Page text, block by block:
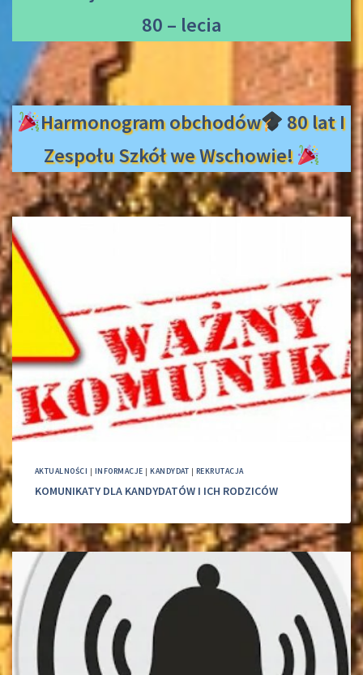
80 – lecia
Harmonogram obchodów
80 lat I
Zespołu Szkół we Wschowie!
AKTUALNOŚCI | INFORMACJE |KANDYDAT | REKRUTACJA
KOMUNIKATY DLA KANDYDATÓW I ICH RODZICÓW